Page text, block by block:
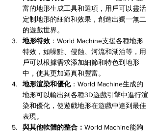
富的地形生成工具和選項，用戶可以靈活
定制地形的細節和效果，創造出獨一無二
的遊戲世界。
地形特效 ：World Machine支援各種地形
特效，如噪點、侵蝕、河流和湖泊等，用
戶可以根據需求添加細節和特色到地形
中，使其更加逼真和豐富。
地形渲染和優化：World Machine生成的
地形可以輸出到各種3D遊戲引擎中進行渲
染和優化，使遊戲地形在遊戲中達到最佳
表現。
與其他軟體的整合： World Machine能夠